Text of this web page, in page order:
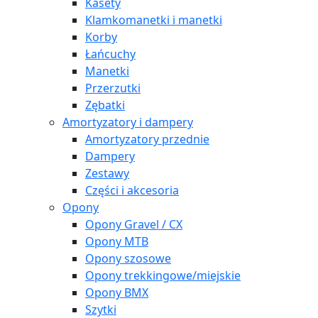
Klamkomanetki i manetki
Korby
Łańcuchy
Manetki
Przerzutki
Zębatki
Amortyzatory i dampery
Amortyzatory przednie
Dampery
Zestawy
Części i akcesoria
Opony
Opony Gravel / CX
Opony MTB
Opony szosowe
Opony trekkingowe/miejskie
Opony BMX
Szytki